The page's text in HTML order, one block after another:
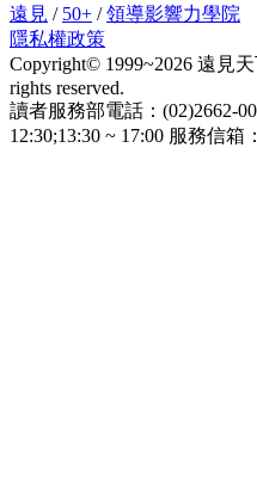
遠見 / 50+ /領導影響力學院
隱私權政策
Copyright© 1999~2026 遠見
rights reserved.
讀者服務部電話：(02)2662-
12:30;13:30 ~ 17:00 服務信箱：